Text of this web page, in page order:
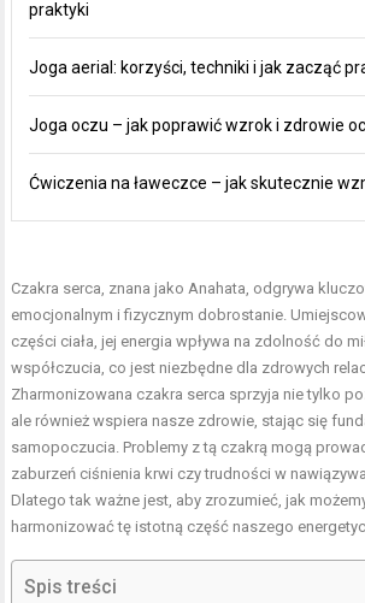
praktyki
Joga aerial: korzyści, techniki i jak zacząć
Joga oczu – jak poprawić wzrok i zdrowie
Ćwiczenia na ławeczce – jak skutecznie
Czakra serca, znana jako Anahata, odgrywa
emocjonalnym i fizycznym dobrostanie.
części ciała, jej energia wpływa na zdolność do
współczucia, co jest niezbędne dla zdrowych
Zharmonizowana czakra serca sprzyja nie tylko
ale również wspiera nasze zdrowie, stając się
samopoczucia. Problemy z tą czakrą mogą
zaburzeń ciśnienia krwi czy trudności w
Dlatego tak ważne jest, aby zrozumieć, jak
harmonizować tę istotną część naszego
Spis treści